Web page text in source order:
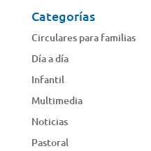
Categorías
Circulares para familias
Día a día
Infantil
Multimedia
Noticias
Pastoral